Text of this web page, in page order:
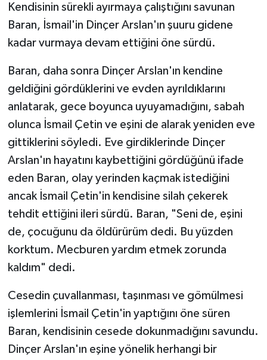
Kendisinin sürekli ayırmaya çalıştığını savunan
Baran, İsmail'in Dinçer Arslan'ın şuuru gidene
kadar vurmaya devam ettiğini öne sürdü.
Baran, daha sonra Dinçer Arslan'ın kendine
geldiğini gördüklerini ve evden ayrıldıklarını
anlatarak, gece boyunca uyuyamadığını, sabah
olunca İsmail Çetin ve eşini de alarak yeniden eve
gittiklerini söyledi. Eve girdiklerinde Dinçer
Arslan'ın hayatını kaybettiğini gördüğünü ifade
eden Baran, olay yerinden kaçmak istediğini
ancak İsmail Çetin'in kendisine silah çekerek
tehdit ettiğini ileri sürdü. Baran, "Seni de, eşini
de, çocuğunu da öldürürüm dedi. Bu yüzden
korktum. Mecburen yardım etmek zorunda
kaldım" dedi.
Cesedin çuvallanması, taşınması ve gömülmesi
işlemlerini İsmail Çetin'in yaptığını öne süren
Baran, kendisinin cesede dokunmadığını savundu.
Dinçer Arslan'ın eşine yönelik herhangi bir